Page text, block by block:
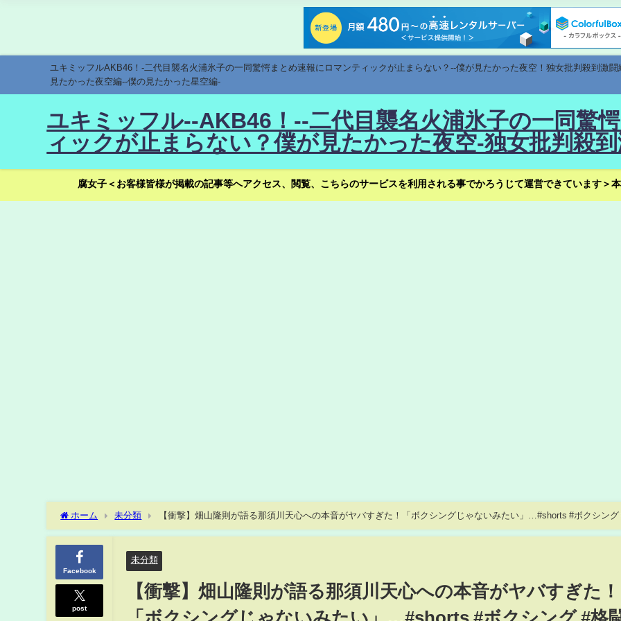
ユキミッフルAKB46！-二代目襲名火浦氷子の一同驚愕まとめ速報にロマンティックが止まらない？--僕が見たかった夜空！独女批判殺到激
見たかった夜空編--僕の見たかった星空編-
ユキミッフル--AKB46！--二代目襲名火浦氷子の一同驚
ィックが止まらない？僕が見たかった夜空-独女批判殺
腐女子＜お客様皆様が掲載の記事等へアクセス、閲覧、こちらのサービスを利用される事でかろうじて運営できています＞
ホーム 未分類
【衝撃】畑山隆則が語る那須川天心への本音がヤバすぎた！「ボクシングじゃないみたい」…#shorts #ボクシング
闘技 #那須川天心 #畑山隆則 #boxing #格闘
Facebook
post
未分類
【衝撃】畑山隆則が語る那須川天心への本音がヤバすぎた！
「ボクシングじゃないみたい」…#shorts #ボクシング #格